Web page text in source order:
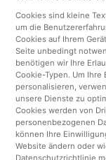
Italien
Finnland
Vereinigtes
Türkei
Niederlande
Cookies sind kleine
um die
Cookies auf Ihrem
Seite unbedingt
benötigen wir Ihre
Cookie-Typen. Um
personalisieren,
unsere Dienste zu
Cookies werden von
personenbezogenen
können Ihre
Website ändern oder
Datenschutzrichtlinie